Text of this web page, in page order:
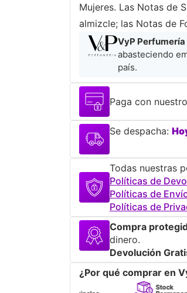
Mujeres. Las Notas de
almizcle; las Notas de
VyP Perfumería
abasteciendo
país.
Paga con
Se despacha:
Todas nuestras
Políticas de
Políticas de
Políticas de
Compra
dinero.
Devolución
¿Por qué comprar en